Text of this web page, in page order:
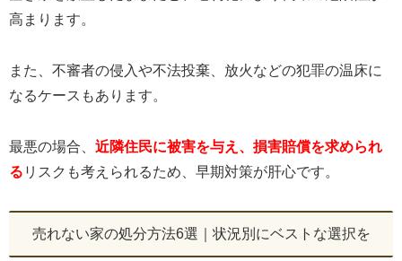
高まります。
また、不審者の侵入や不法投棄、放火などの犯罪の温床に
なるケースもあります。
最悪の場合、 近隣住民に被害を与え、損害賠償を求められ
る リスクも考えられるため、早期対策が肝心です。
売れない家の処分方法6選｜状況別にベストな選択を